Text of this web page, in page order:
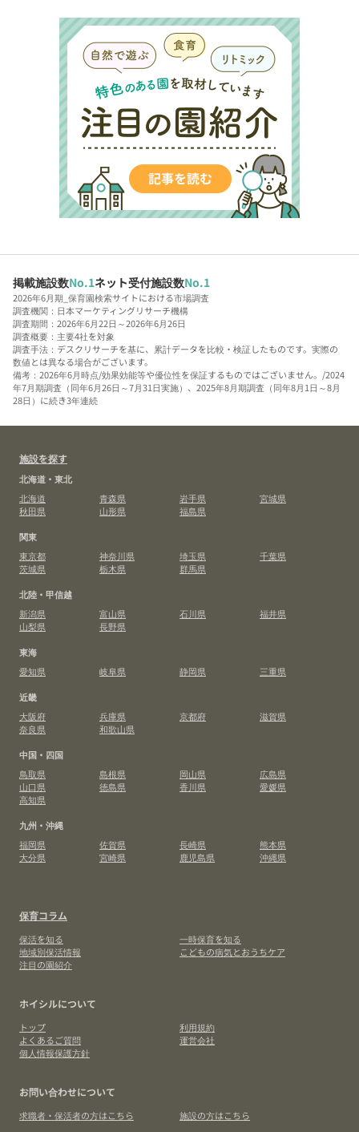
掲載施設数No.1ネット受付施設数No.1
2026年6月期_保育園検索サイトにおける市場調査
調査機関：日本マーケティングリサーチ機構
調査期間：2026年6月22日～2026年6月26日
調査概要：主要4社を対象
調査手法：デスクリサーチを基に、累計データを比較・検証したものです。実際の
数値とは異なる場合がございます。
備考：2026年6月時点/効果効能等や優位性を保証するものではございません。/2024
年7月期調査（同年6月26日～7月31日実施）、2025年8月期調査（同年8月1日～8月
28日）に続き3年連続
施設を探す
北海道・東北
北海道
青森県 岩手県
宮城県
秋田県
山形県
福島県
関東
東京都
神奈川県 埼玉県
千葉県
茨城県
栃木県
群馬県
北陸・甲信越
新潟県
富山県 石川県
福井県
山梨県
長野県
東海
愛知県
岐阜県 静岡県
三重県
近畿
大阪府
兵庫県 京都府
滋賀県
奈良県
和歌山県
中国・四国
鳥取県
島根県 岡山県
広島県
山口県
徳島県 香川県
愛媛県
高知県
九州・沖縄
福岡県
佐賀県 長崎県
熊本県
大分県
宮崎県 鹿児島県 沖縄県
保育コラム
保活を知る
一時保育を知る
地域別保活情報
こどもの病気とおうちケア
注目の園紹介
ホイシルについて
トップ
利用規約
よくあるご質問
運営会社
個人情報保護方針
お問い合わせについて
求職者・保活者の方はこちら 施設の方はこちら